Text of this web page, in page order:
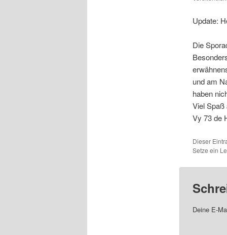
Update:
Die
und am
haben
Viel Spaß
Vy 73 de
Dieser
Setze ein
Deine E-